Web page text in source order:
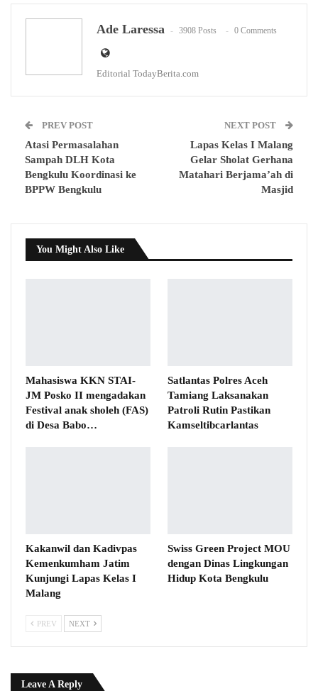
Ade Laressa 3908 Posts 0 Comments
Editorial TodayBerita.com
PREV POST
Atasi Permasalahan
Sampah DLH Kota
Bengkulu Koordinasi ke
BPPW Bengkulu
NEXT POST
Lapas Kelas I Malang
Gelar Sholat Gerhana
Matahari Berjama’ah di
Masjid
You Might Also Like
Mahasiswa KKN STAI-
JM Posko II mengadakan
Festival anak sholeh (FAS)
di Desa Babo…
Satlantas Polres Aceh
Tamiang Laksanakan
Patroli Rutin Pastikan
Kamseltibcarlantas
Kakanwil dan Kadivpas
Kemenkumham Jatim
Kunjungi Lapas Kelas I
Malang
Swiss Green Project MOU
dengan Dinas Lingkungan
Hidup Kota Bengkulu
PREV NEXT
Leave A Reply